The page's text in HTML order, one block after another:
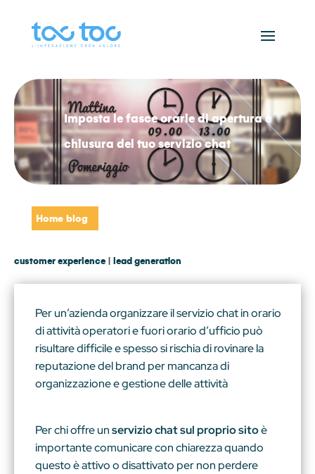
Imposta le fasce orarie di apertura e
chiusura del tuo servizio chat
Home blog
customer experience lead generation
Per un’azienda organizzare il servizio chat in orario
di attività operatori e fuori orario d’ufficio può
risultare difficile e spesso si rischia di rovinare la
reputazione del brand per mancanza di
organizzazione e gestione delle attività
Per chi offre unservizio chat sul proprio sitoè
importante comunicare con chiarezza quando
questo è attivo o disattivato per non perdere